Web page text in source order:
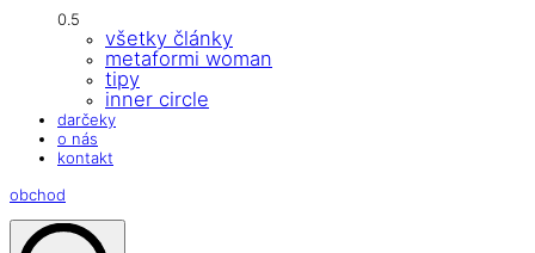
všetky články
metaformi woman
tipy
inner circle
darčeky
o nás
kontakt
obchod